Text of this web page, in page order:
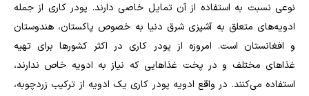
نوعی نسبت به استفاده از آن تمایل خاصی دارند. پودر کاری از جمله
ادویه‌های متعلق به آشپزی شرق دنیا به خصوص پاکستان، هندوستان
و افغانستان است. امروزه از پودر کاری در اکثر کشور‌ها برای تهیه
غذا‌های مختلف و در پخت غذا‌هایی که نیاز به ادویه خاص ندارند،
استفاده می‌کنند. در واقع ادویه پودر کاری یک ادویه از ترکیب زردچوبه،